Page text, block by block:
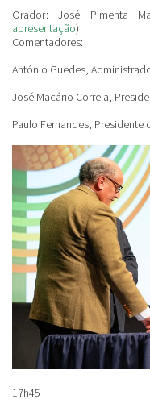
Orador: José Pimenta
apresentação)
Comentadores:
António Guedes, A
José Macário Correia,
Paulo Fernandes, Presidente
17h45